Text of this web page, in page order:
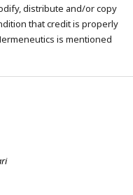
distribute and/or copy
that credit is properly
is mentioned